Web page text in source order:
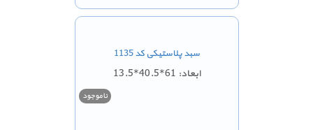
سبد پلاستیکی کد 1135
ابعاد: 61*40.5*13.5
ناموجود